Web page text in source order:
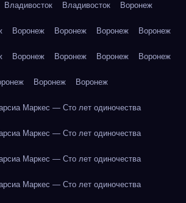
Владивосток Владивосток Воронеж
Воронеж Воронеж Воронеж Воронеж
Воронеж Воронеж Воронеж Воронеж
Воронеж Воронеж
Маркес — Сто лет одиночества
Маркес — Сто лет одиночества
Маркес — Сто лет одиночества
Маркес — Сто лет одиночества